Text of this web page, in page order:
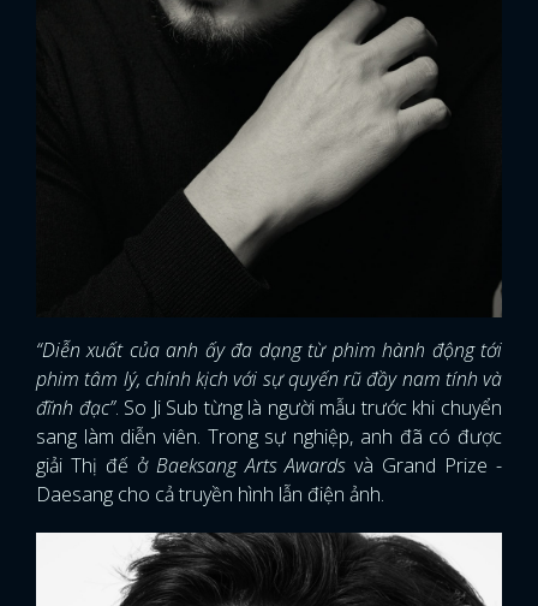
“Diễn xuất của anh ấy đa dạng từ phim hành động tới
phim tâm lý, chính kịch với sự quyến rũ đầy nam tính và
đĩnh đạc”. So Ji Sub từng là người mẫu trước khi chuyển
sang làm diễn viên. Trong sự nghiệp, anh đã có được
giải Thị đế ở Baeksang Arts Awards và Grand Prize -
Daesang cho cả truyền hình lẫn điện ảnh.